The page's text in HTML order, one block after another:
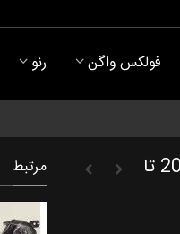
فولکس واگن رنو
درب صندوق عقب پورشه کاین سال های 2011 تا مرتبط